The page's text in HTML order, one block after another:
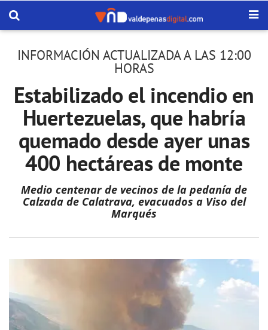
INFORMACIÓN ACTUALIZADA A LAS 12:00
HORAS
Estabilizado el incendio en
Huertezuelas, que habría
quemado desde ayer unas
400 hectáreas de monte
Medio centenar de vecinos de la pedanía de
Calzada de Calatrava, evacuados a Viso del
Marqués